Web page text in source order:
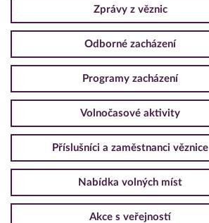
Zprávy z věznic
Odborné zacházení
Programy zacházení
Volnočasové aktivity
Příslušníci a zaměstnanci věznice
Nabídka volných míst
Akce s veřejností